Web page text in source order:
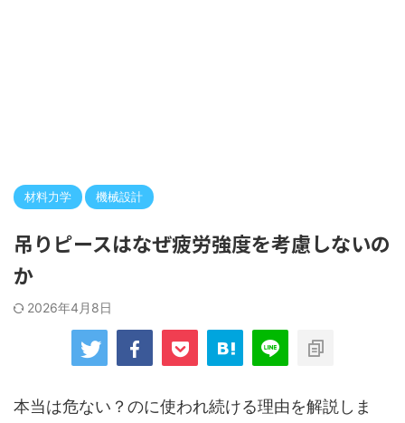
材料力学 機械設計
吊りピースはなぜ疲労強度を考慮しないの
か
2026年4月8日
本当は危ない？のに使われ続ける理由を解説しま